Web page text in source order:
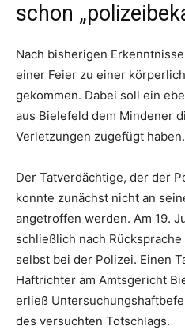
schon
Nach bisherigen
einer Feier zu einer
gekommen. Dabei soll ein
aus Bielefeld dem Mindener
Verletzungen zugefügt haben.
Der Tatverdächtige, der der
konnte zunächst nicht an
angetroffen werden. Am 19.
schließlich nach
selbst bei der Polizei. Einen
Haftrichter am Amtsgericht
erließ
des versuchten Totschlags.